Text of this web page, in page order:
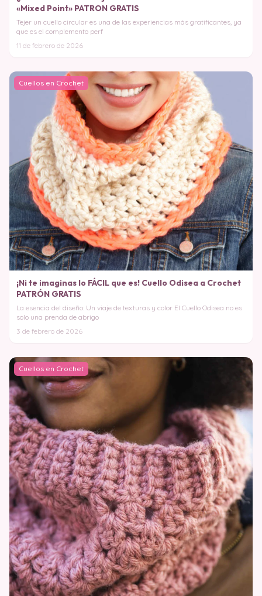
«Mixed Point» PATRON GRATIS
Tejer un cuello circular es una de las experiencias más gratificantes, ya
que es el complemento perf
11 de febrero de 2026
Cuellos en Crochet
¡Ni te imaginas lo FÁCIL que es! Cuello Odisea a Crochet
PATRÓN GRATIS
La esencia del diseño: Un viaje de texturas y color El Cuello Odisea no es
solo una prenda de abrigo
3 de febrero de 2026
Cuellos en Crochet